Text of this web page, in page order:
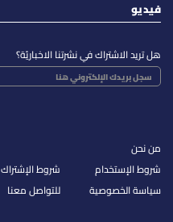
فيديو
هل تريد الاشتراك في نشرتنا الاخباريّة؟
من نحن
شروط الإستخدام
سياسة الخصوصية
شروط الإشتراك
للتواصل معنا